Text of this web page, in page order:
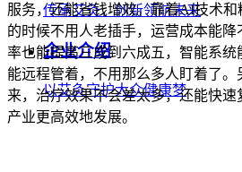
传承艾灸，创新领航未来
企业介绍
以艾灸守护大众健康梦
服务，还能省钱增效。靠着AI技术
的时候不用人老插手，运营成本能
率也能提高三成到六成五，智能系
能远程管着，不用那么多人盯着了
来，治疗效果不会差太多，还能快
产业更高效地发展。